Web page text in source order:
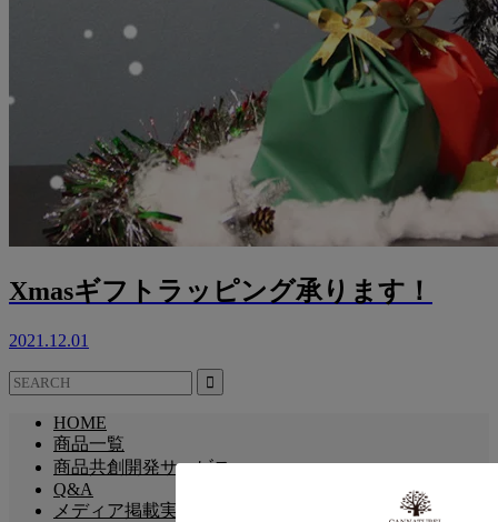
Xmasギフトラッピング承ります！
2021.12.01
HOME
商品一覧
商品共創開発サービス
Q&A
メディア掲載実績